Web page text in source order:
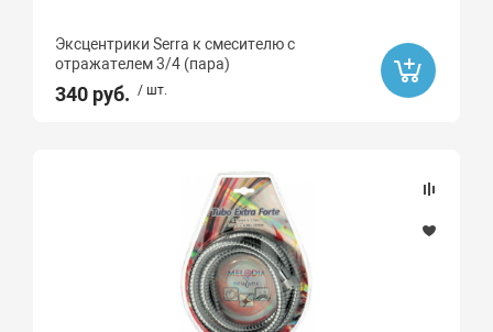
Эксцентрики Serra к смесителю с
отражателем 3/4 (пара)
340 руб. / шт.